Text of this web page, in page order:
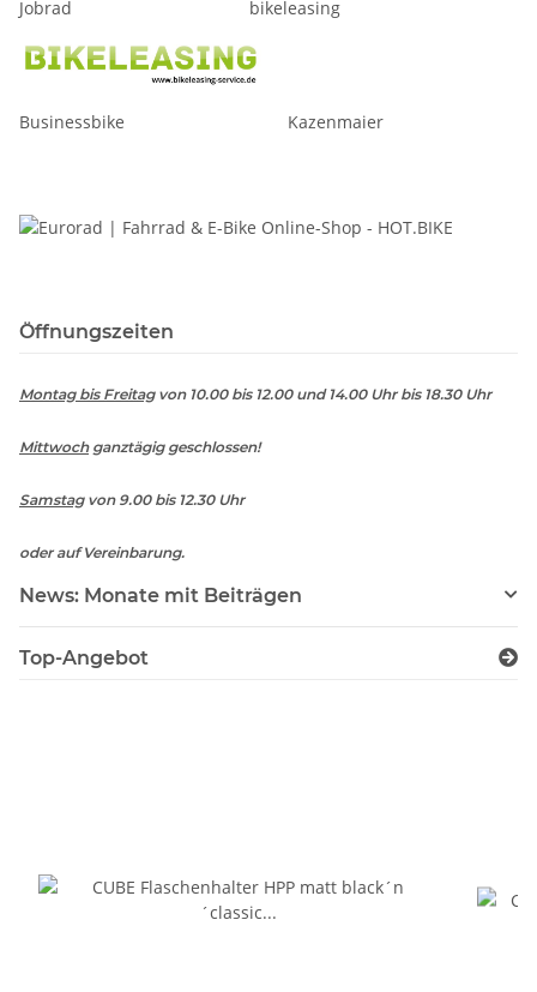
Jobrad bikeleasing
Businessbike Kazenmaier
Öffnungszeiten
Montag bis Freitagvon 10.00 bis 12.00 und 14.00 Uhr bis 18.30 Uhr
Mittwochganztägig geschlossen!
Samstagvon 9.00 bis 12.30 Uhr
oder auf Vereinbarung.
News: Monate mit Beiträgen
Top-Angebot